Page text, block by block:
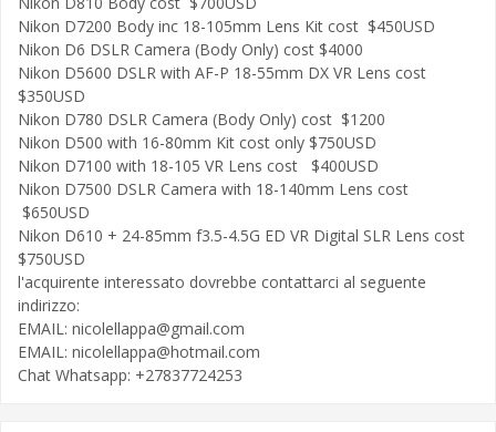
Nikon D7200 Body inc 18-105mm Lens Kit cost $450USD
Nikon D6 DSLR Camera (Body Only) cost $4000
Nikon D5600 DSLR with AF-P 18-55mm DX VR Lens cost
$350USD
Nikon D780 DSLR Camera (Body Only) cost $1200
Nikon D500 with 16-80mm Kit cost only $750USD
Nikon D7100 with 18-105 VR Lens cost $400USD
Nikon D7500 DSLR Camera with 18-140mm Lens cost
$650USD
Nikon D610 + 24-85mm f3.5-4.5G ED VR Digital SLR Lens cost
$750USD
l'acquirente interessato dovrebbe contattarci al seguente
indirizzo:
EMAIL: nicolellappa@gmail.com
EMAIL: nicolellappa@hotmail.com
Chat Whatsapp: +27837724253